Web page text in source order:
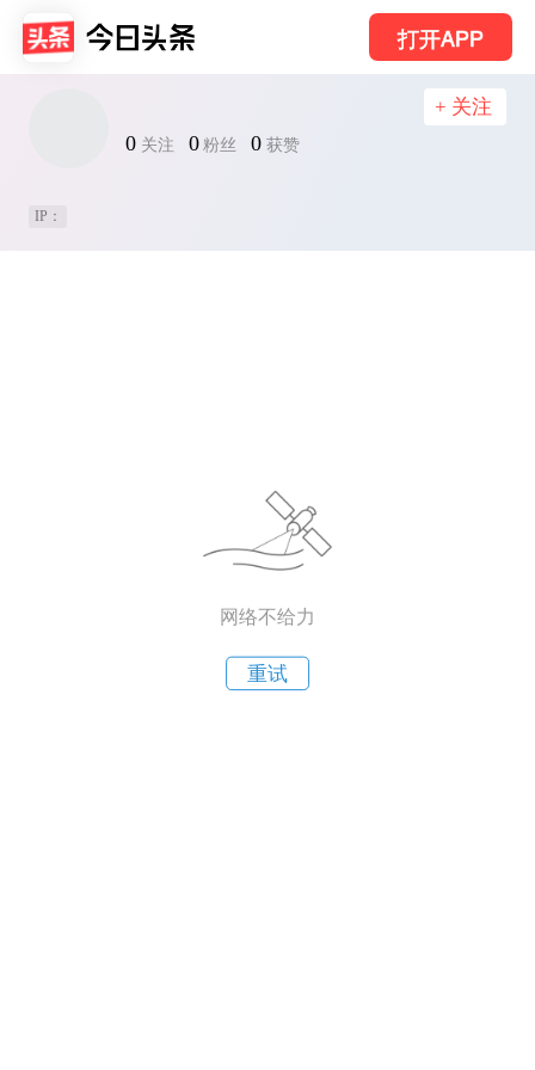
打开APP
0 关注 0 粉丝 0 获赞
+ 关注
IP：
网络不给力
重试